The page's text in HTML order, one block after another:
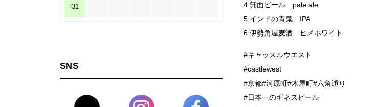
4 箕面ビール pale ale
5 インドの青鬼 IPA
6 伊勢角屋麦酒 ヒメホワイト
#キャッスルウエスト
#castlewest
#京都#河原町#木屋町#六角通り
#日本一のギネスビール
31
SNS